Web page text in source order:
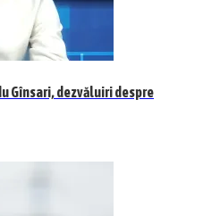
Gînsari, dezvăluiri despre